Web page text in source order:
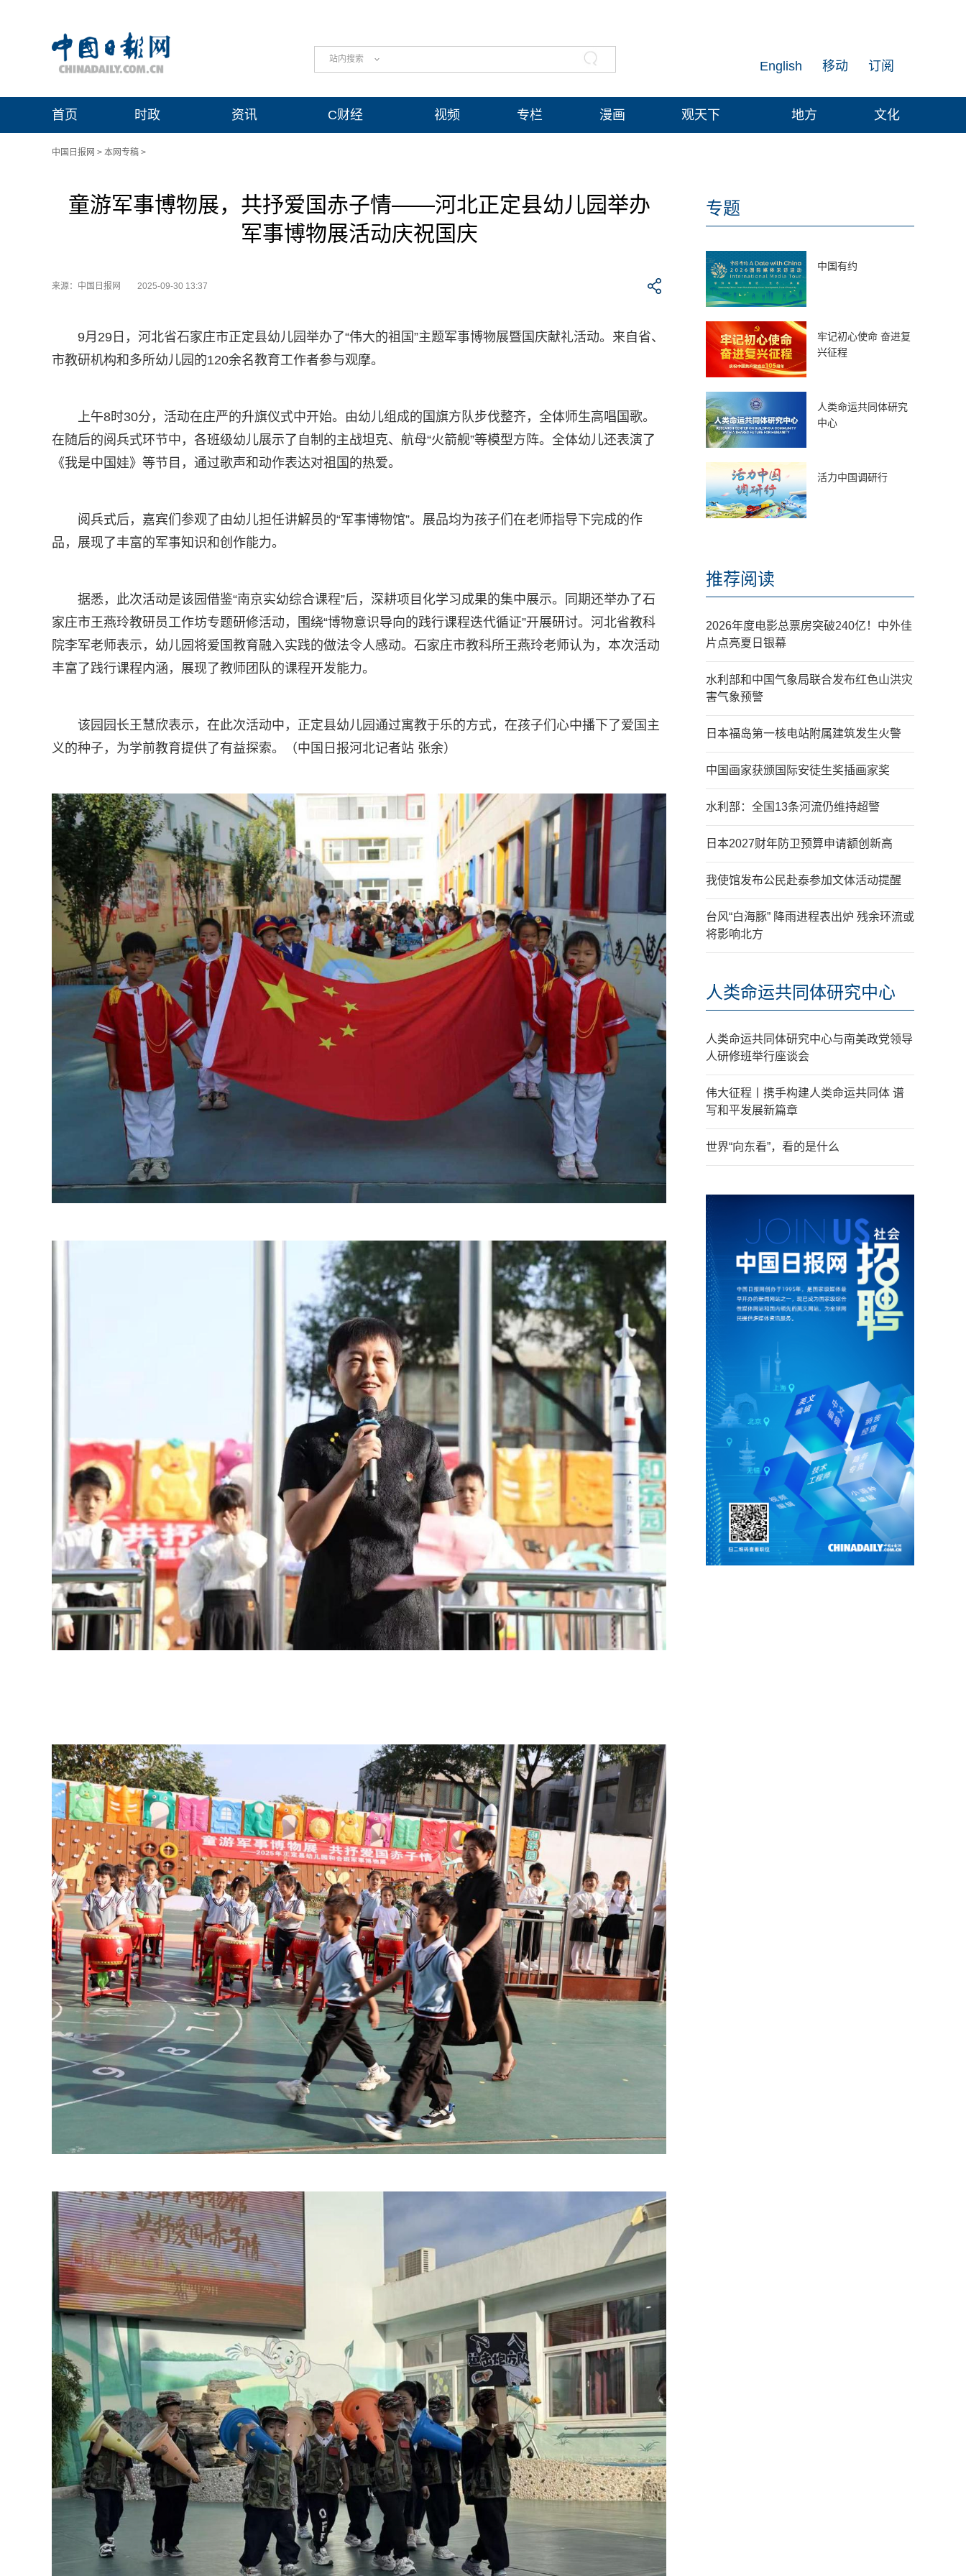
站内搜索 订阅
移动
English
首页 时政 资讯 C财经 视频 专栏 漫画 观天下 地方 文化
中国日报网 > 本网专稿 >
童游军事博物展，共抒爱国赤子情——河北正定县幼儿园举办
军事博物展活动庆祝国庆
来源：中国日报网 2025-09-30 13:37
9月29日，河北省石家庄市正定县幼儿园举办了“伟大的祖国”主题军事博物展暨国庆献礼活动。来自省、
市教研机构和多所幼儿园的120余名教育工作者参与观摩。
上午8时30分，活动在庄严的升旗仪式中开始。由幼儿组成的国旗方队步伐整齐，全体师生高唱国歌。
在随后的阅兵式环节中，各班级幼儿展示了自制的主战坦克、航母“火箭舰”等模型方阵。全体幼儿还表演了
《我是中国娃》等节目，通过歌声和动作表达对祖国的热爱。
阅兵式后，嘉宾们参观了由幼儿担任讲解员的“军事博物馆”。展品均为孩子们在老师指导下完成的作
品，展现了丰富的军事知识和创作能力。
据悉，此次活动是该园借鉴“南京实幼综合课程”后，深耕项目化学习成果的集中展示。同期还举办了石
家庄市王燕玲教研员工作坊专题研修活动，围绕“博物意识导向的践行课程迭代循证”开展研讨。河北省教科
院李军老师表示，幼儿园将爱国教育融入实践的做法令人感动。石家庄市教科所王燕玲老师认为，本次活动
丰富了践行课程内涵，展现了教师团队的课程开发能力。
该园园长王慧欣表示，在此次活动中，正定县幼儿园通过寓教于乐的方式，在孩子们心中播下了爱国主
义的种子，为学前教育提供了有益探索。（中国日报河北记者站 张余）
专题
中国有约
牢记初心使命 奋进复
兴征程
人类命运共同体研究
中心
活力中国调研行
推荐阅读
2026年度电影总票房突破240亿！中外佳
片点亮夏日银幕
水利部和中国气象局联合发布红色山洪灾
害气象预警
日本福岛第一核电站附属建筑发生火警
中国画家获颁国际安徒生奖插画家奖
水利部：全国13条河流仍维持超警
日本2027财年防卫预算申请额创新高
我使馆发布公民赴泰参加文体活动提醒
台风“白海豚” 降雨进程表出炉 残余环流或
将影响北方
人类命运共同体研究中心
人类命运共同体研究中心与南美政党领导
人研修班举行座谈会
伟大征程丨携手构建人类命运共同体 谱
写和平发展新篇章
世界“向东看”，看的是什么